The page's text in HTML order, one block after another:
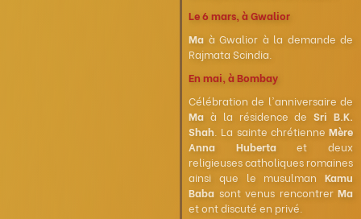
Le 6 mars, à Gwalior
Ma à Gwalior à la demande de
Rajmata Scindia.
En mai, à Bombay
Célébration de l'anniversaire de
Ma à la résidence deSri B.K.
Shah . La sainte chrétienne Mère
Anna Hubertaet deux
religieuses catholiques romaines
ainsi que le musulman Kamu
Baba sont venus rencontrer Ma
et ont discuté en privé.